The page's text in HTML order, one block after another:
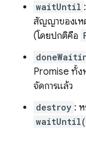
waitUntil
สัญญาของเห
(โดยปกติคือ
Promise ทั้ง
จัดการแล้ว
destroy :